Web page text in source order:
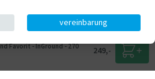
Favorit - InGround - 270
249,-
vereinbarung